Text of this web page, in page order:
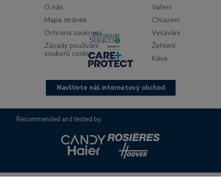
O nás
Mapa stránek
Ochrana soukromí
Zásady používání
souborů cookie
Vaření
Chlazení
Vysávání
Žehlení
Káva
Navštivte náš internetový obchod
Recommended and tested by: